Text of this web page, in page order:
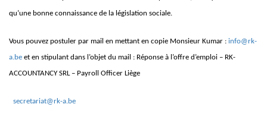
qu’une bonne connaissance de la législation sociale.
Vous pouvez postuler par mail en mettant en copie Monsieur Kumar : info@rk-
a.be et en stipulant dans l’objet du mail : Réponse à l’offre d’emploi – RK-
ACCOUNTANCY SRL – Payroll Officer Liège
secretariat@rk-a.be